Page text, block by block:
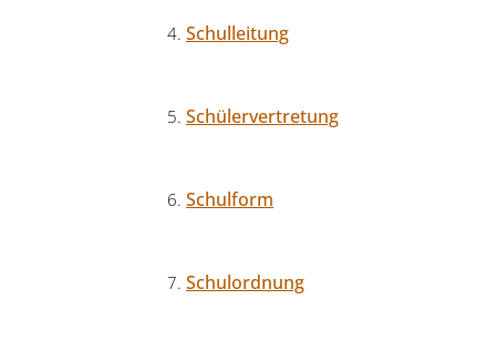
Schulleitung
Schülervertretung
Schulform
Schulordnung